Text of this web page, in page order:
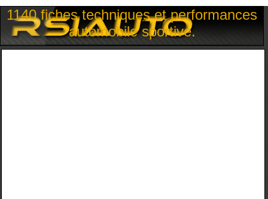
1140 fiches techniques et performances
automobile sportive.